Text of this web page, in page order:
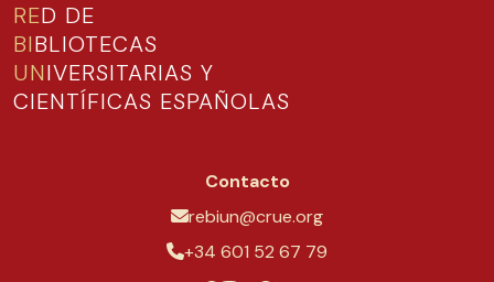
RED DE
BIBLIOTECAS
UNIVERSITARIAS Y
CIENTÍFICAS ESPAÑOLAS
Contacto
rebiun@crue.org
+34 601 52 67 79